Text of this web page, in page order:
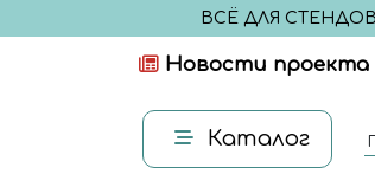
ВСЁ ДЛЯ
Новости проекта
Каталог